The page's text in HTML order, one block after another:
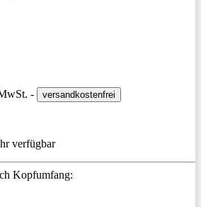
- versandkostenfrei
verfügbar
Kopfumfang: